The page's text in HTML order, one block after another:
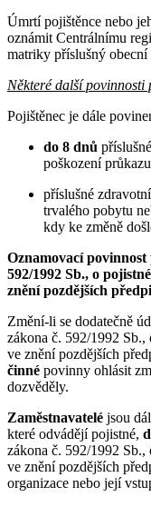
Úmrtí pojištěnce nebo
oznámit Centrálnímu
matriky příslušný
Některé další povinnosti
Pojištěnec je dále
do 8 dnů
poškození
příslušné
trvalého pobytu
kdy ke změně
Oznamovací
592/1992 Sb., o
znění pozdějších
Změní-li se dodatečně
zákona č. 592/1992
ve znění pozdějších
činné povinny ohlásit
dozvěděly.
Zaměstnavatelé jsou
které odvádějí pojistné,
zákona č. 592/1992
ve znění pozdějších
organizace nebo její